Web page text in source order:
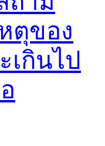
ตุของ
เกินไป